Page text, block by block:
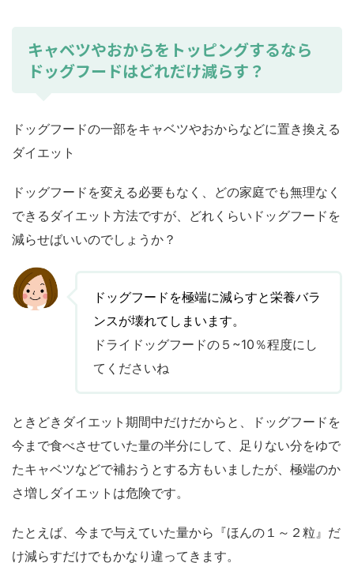
キャベツやおからをトッピングするなら
ドッグフードはどれだけ減らす？
ドッグフードの一部をキャベツやおからなどに置き換える
ダイエット
ドッグフードを変える必要もなく、どの家庭でも無理なく
できるダイエット方法ですが、どれくらいドッグフードを
減らせばいいのでしょうか？
ドッグフードを極端に減らすと栄養バラ
ンスが壊れてしまいます。
ドライドッグフードの５~10％程度にし
てくださいね
ときどきダイエット期間中だけだからと、ドッグフードを
今まで食べさせていた量の半分にして、足りない分をゆで
たキャベツなどで補おうとする方もいましたが、極端のか
さ増しダイエットは危険です。
たとえば、今まで与えていた量から『ほんの１～２粒』だ
け減らすだけでもかなり違ってきます。